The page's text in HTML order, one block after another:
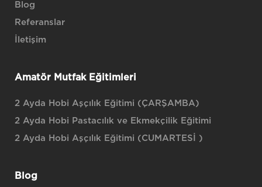
Blog
Referanslar
İletişim
Amatör Mutfak Eğitimleri
2 Ayda Hobi Aşçılık Eğitimi (ÇARŞAMBA)
2 Ayda Hobi Pastacılık ve Ekmekçilik Eğitimi
2 Ayda Hobi Aşçılık Eğitimi (CUMARTESİ )
Blog